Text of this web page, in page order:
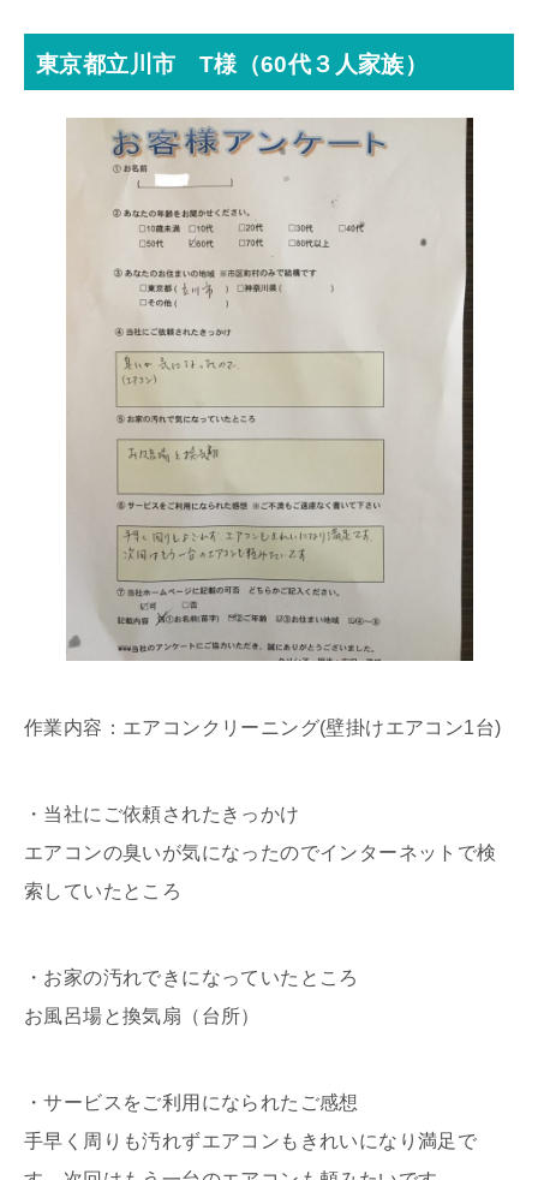
東京都立川市 T様（60代３人家族）
作業内容：エアコンクリーニング(壁掛けエアコン1台)
・当社にご依頼されたきっかけ
エアコンの臭いが気になったのでインターネットで検
索していたところ
・お家の汚れできになっていたところ
お風呂場と換気扇（台所）
・サービスをご利用になられたご感想
手早く周りも汚れずエアコンもきれいになり満足で